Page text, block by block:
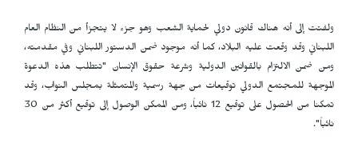
ولفتت إلى أنه هناك قانون دولي لحماية الشعب وهو جزء لا يتجزأ من النظام العام
اللبناني وقد وقعت عليه البلاد، كما أنه موجود ضمن الدستور اللبناني وفي مقدمته،
ومن ضمن الالتزام بالقوانين الدولية وشرعة حقوق الإنسان "تتطلب هذه الدعوة
الموجهة للمجتمع الدولي توقيعات من جهة رسمية والمتمثلة بمجلس النواب، وقد
تمكنا من الحصول على توقيع 12 نائباً، ومن الممكن الوصول إلى توقيع أكثر من 30
نائباً".